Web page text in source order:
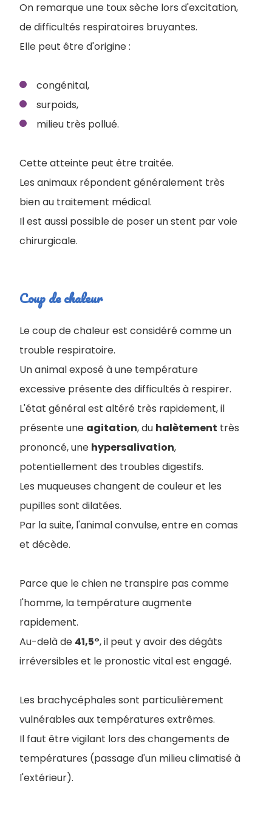
On remarque une toux sèche lors d'excitation,
de difficultés respiratoires bruyantes.
Elle peut être d'origine :
congénital,
surpoids,
milieu très pollué.
Cette atteinte peut être traitée.
Les animaux répondent généralement très
bien au traitement médical.
Il est aussi possible de poser un stent par voie
chirurgicale.
Coup de chaleur
Le coup de chaleur est considéré comme un
trouble respiratoire.
Un animal exposé à une température
excessive présente des difficultés à respirer.
L'état général est altéré très rapidement, il
présente une agitation, du halètement très
prononcé, une hypersalivation,
potentiellement des troubles digestifs.
Les muqueuses changent de couleur et les
pupilles sont dilatées.
Par la suite, l'animal convulse, entre en comas
et décède.
Parce que le chien ne transpire pas comme
l'homme, la température augmente
rapidement.
Au-delà de 41,5°, il peut y avoir des dégâts
irréversibles et le pronostic vital est engagé.
Les brachycéphales sont particulièrement
vulnérables aux températures extrêmes.
Il faut être vigilant lors des changements de
températures (passage d'un milieu climatisé à
l'extérieur).